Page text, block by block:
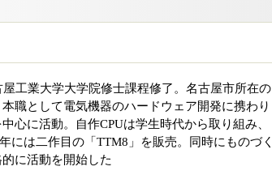
工業大学大学院修士課程修了。名古屋市所在の
職として電気機器のハードウェア開発に携わり
心に活動。自作CPUは学生時代から取り組み、
には二作目の「TTM8」を販売。同時にものづく
に活動を開始した